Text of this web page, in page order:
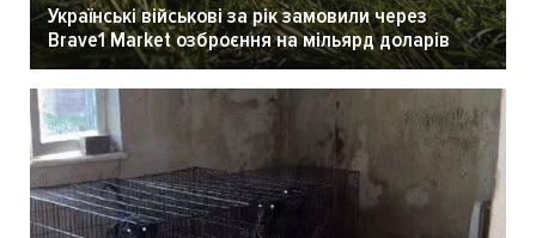
Українські військові за рік замовили через
Brave1 Market озброєння на мільярд доларів